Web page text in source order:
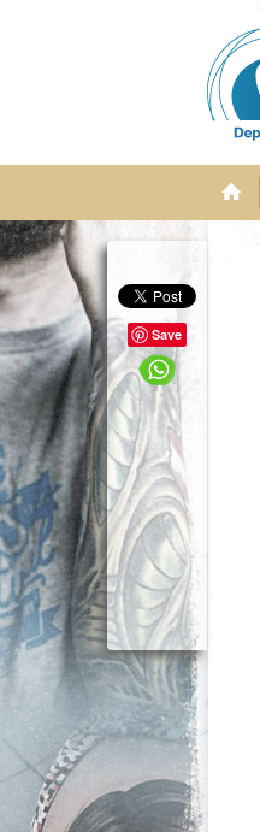
Menu
Save